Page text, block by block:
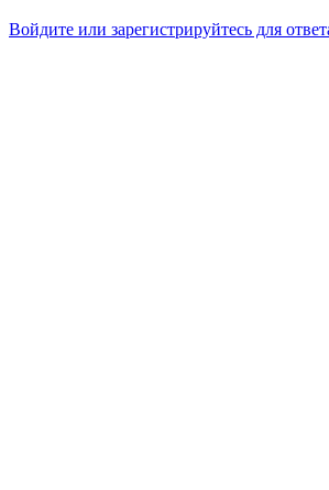
Войдите или зарегистрируйтесь для